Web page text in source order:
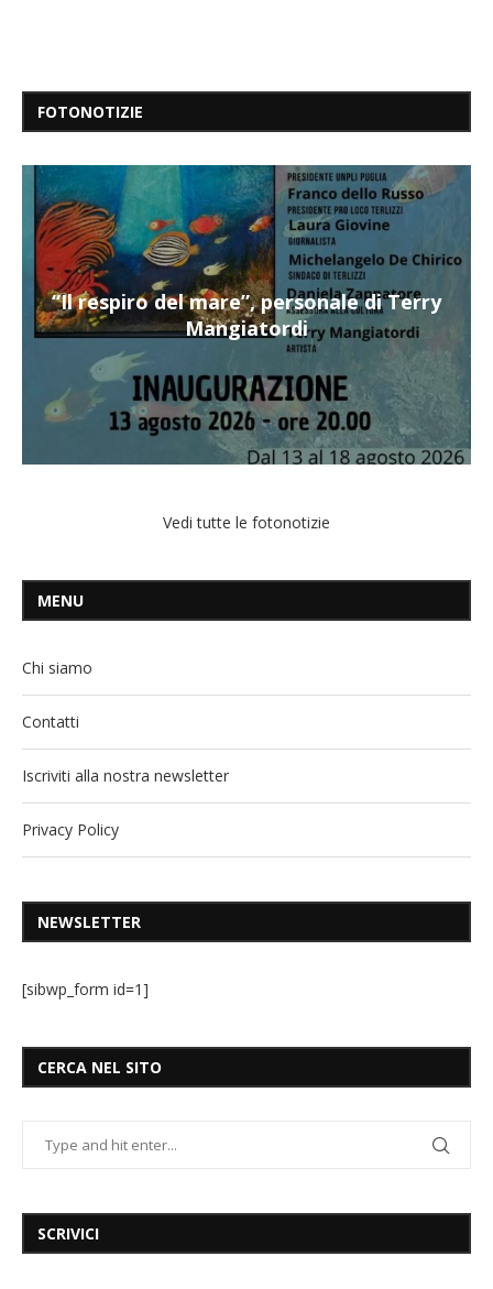
FOTONOTIZIE
“Il respiro del mare”, personale di Terry
Mangiatordi
Vedi tutte le fotonotizie
MENU
Chi siamo
Contatti
Iscriviti alla nostra newsletter
Privacy Policy
NEWSLETTER
[sibwp_form id=1]
CERCA NEL SITO
SCRIVICI